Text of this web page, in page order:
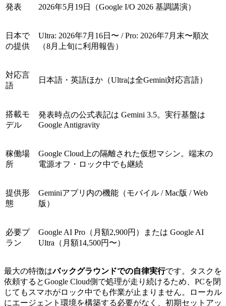
発表 2026年5月19日（Google I/O 2026 基調講演）
日本で
の提供
Ultra: 2026年7月16日〜 / Pro: 2026年7月末〜順次
（8月上旬に利用報告）
対応言
語
日本語・英語ほか（Ultraは全Gemini対応言語）
搭載モ
デル
発表時点の公式表記は Gemini 3.5。実行基盤は
Google Antigravity
稼働場
所
Google Cloud上の隔離された仮想マシン。端末の
電源オフ・ロック中でも継続
提供形
態
Geminiアプリ内の機能（モバイル / Mac版 / Web
版）
必要プ
ラン
Google AI Pro（月額2,900円）または Google AI
Ultra（月額14,500円〜）
最大の特徴はバックグラウンドでの自律実行です。タスクを
依頼するとGoogle Cloud側で処理が走り続けるため、PCを閉
じてもスマホがロック中でも作業が止まりません。ローカル
にエージェント環境を構築する必要がなく、初期セットアッ